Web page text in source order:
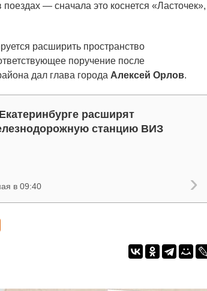
— сначала это коснется «Ласточек»,
расширить пространство
поручение после
дал глава города Алексей Орлов.
расширят
станцию ВИЗ
в 09:40